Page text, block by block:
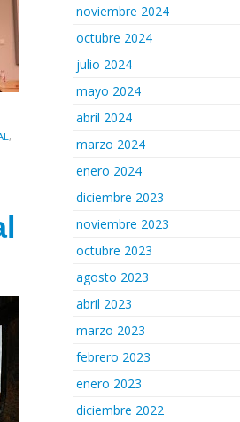
,
noviembre 2024
octubre 2024
julio 2024
mayo 2024
abril 2024
marzo 2024
enero 2024
diciembre 2023
noviembre 2023
octubre 2023
agosto 2023
abril 2023
marzo 2023
febrero 2023
enero 2023
diciembre 2022